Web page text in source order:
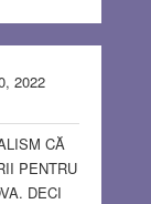
2022
CĂ
PENTRU
DECI